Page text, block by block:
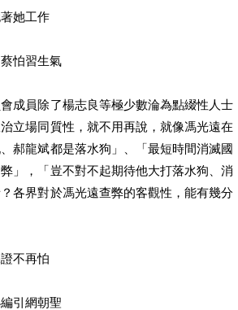
她工作
怕習生氣
成員除了楊志良等極少數淪為點綴性人士
立場同質性，就不用再說，就像馮光遠在
郝龍斌都是落水狗」、「最短時間消滅國
」，「豈不對不起期待他大打落水狗、消
各界對於馮光遠查弊的客觀性，能有幾分
不再怕
引網朝聖